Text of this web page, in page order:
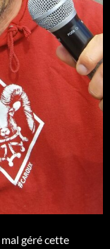
mal géré cette